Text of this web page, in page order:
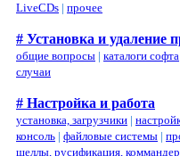
LiveCDs | прочее
# Установка и удаление
общие вопросы | каталоги софта
случаи
# Настройка и работа
установка, загрузчики |
консоль | файловые системы |
шеллы, русификация,